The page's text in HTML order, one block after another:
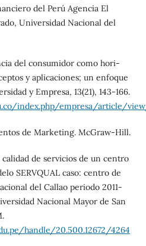
del Perú Agencia El
Universidad Nacional del
del consumidor como hori-
y aplicaciones; un enfoque
y Empresa, 13(21), 143-166.
index.php/empresa/article/
de Marketing. McGraw-Hill.
calidad de servicios de un centro
SERVQUAL caso: centro de
del Callao periodo 2011-
Nacional Mayor de San
handle/20.500.12672/4264